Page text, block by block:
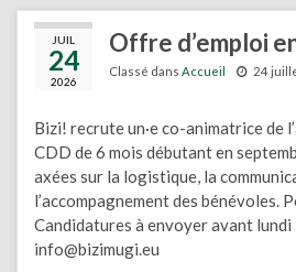
JUIL
24
2026
Offre d’emploi
Classé dans Accueil 24
Bizi! recrute un·e co-animatrice de
CDD de 6 mois débutant en
axées sur la logistique, la
l’accompagnement des bénévoles.
Candidatures à envoyer avant lundi
info@bizimugi.eu